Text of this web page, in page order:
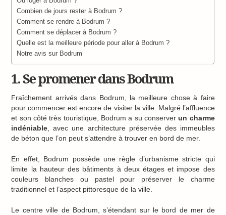
Combien de jours rester à Bodrum ?
Comment se rendre à Bodrum ?
Comment se déplacer à Bodrum ?
Quelle est la meilleure période pour aller à Bodrum ?
Notre avis sur Bodrum
1. Se promener dans Bodrum
Fraîchement arrivés dans Bodrum, la meilleure chose à faire
pour commencer est encore de visiter la ville. Malgré l’affluence
et son côté très touristique, Bodrum a su conserverun charme
indéniable, avec une architecture préservée des immeubles
de béton que l’on peut s’attendre à trouver en bord de mer.
En effet, Bodrum possède une règle d’urbanisme stricte qui
limite la hauteur des bâtiments à deux étages et impose des
couleurs blanches ou pastel pour préserver le charme
traditionnel et l’aspect pittoresque de la ville.
Le centre ville de Bodrum, s’étendant sur le bord de mer de